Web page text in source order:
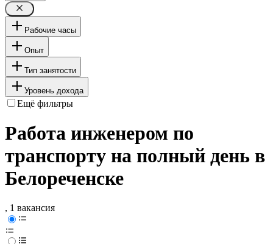
Рабочие часы
Опыт
Тип занятости
Уровень дохода
Ещё фильтры
Работа инженером по
транспорту на полный день в
Белореченске
, 1 вакансия